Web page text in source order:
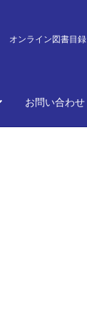
オンライン図書目録
お問い合わせ